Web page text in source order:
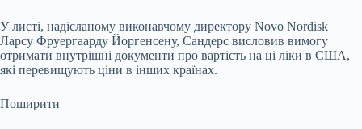
У листі, надісланому виконавчому директору Novo Nordisk
Ларсу Фруергаарду Йоргенсену, Сандерс висловив вимогу
отримати внутрішні документи про вартість на ці ліки в США,
які перевищують ціни в інших країнах.
Поширити